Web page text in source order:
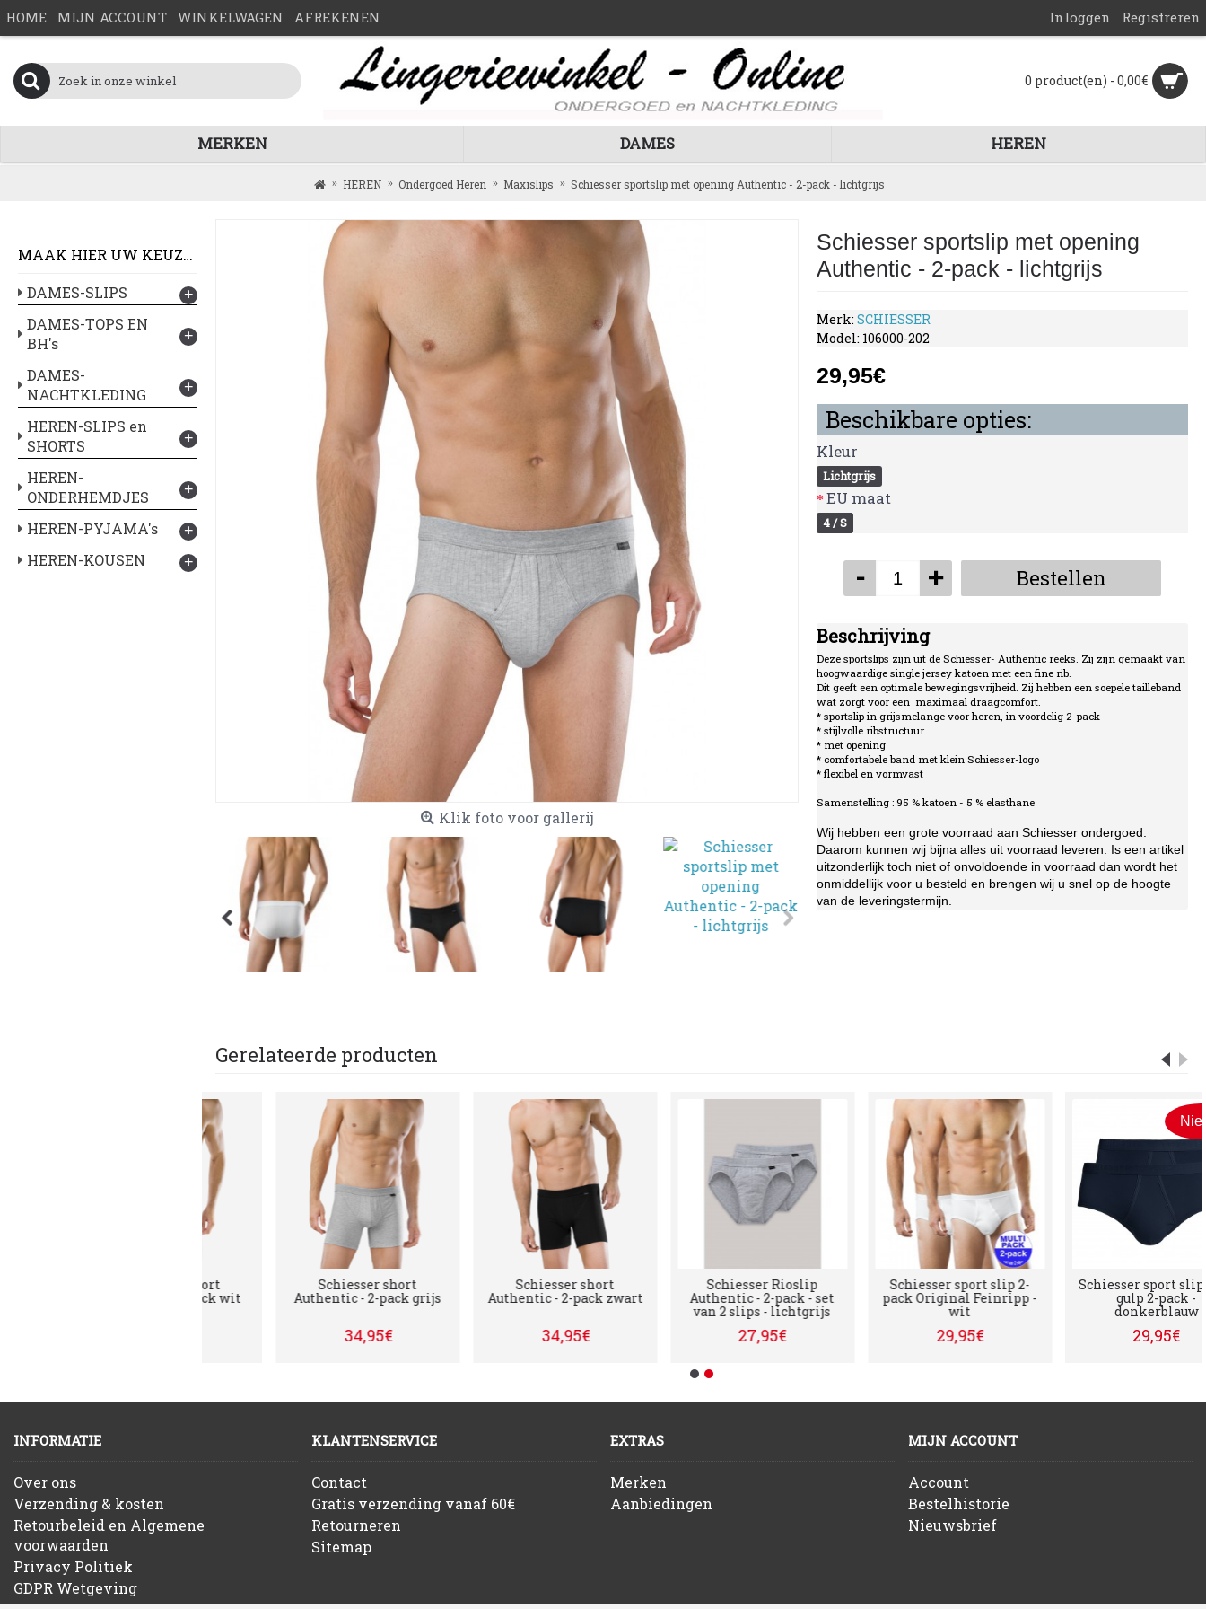
HOME MIJN ACCOUNT WINKELWAGEN AFREKENEN Inloggen Registreren
0 product(en) - 0,00€
MERKEN DAMES HEREN
HEREN Ondergoed Heren Maxislips Schiesser sportslip met opening Authentic - 2-pack - lichtgrijs
MAAK HIER UW KEUZE :
DAMES-SLIPS
+
DAMES-TOPS EN
BH's
+
DAMES-
NACHTKLEDING
+
HEREN-SLIPS en
SHORTS
+
HEREN-
ONDERHEMDJES
+
HEREN-PYJAMA's +
HEREN-KOUSEN +
Klik foto voor gallerij
Schiesser sportslip met opening
Authentic - 2-pack - lichtgrijs
Merk:SCHIESSER
Model: 106000-202
29,95€
Beschikbare opties:
Kleur
Lichtgrijs
EU maat
4 / S
- + Bestellen
Beschrijving
Deze sportslips zijn uit de Schiesser- Authentic reeks. Zij zijn gemaakt van
hoogwaardige single jersey katoen met een fine rib.
Dit geeft een optimale bewegingsvrijheid. Zij hebben een soepele tailleband
wat zorgt voor een maximaal draagcomfort.
* sportslip in grijsmelange voor heren, in voordelig 2-pack
* stijlvolle ribstructuur
* met opening
* comfortabele band met klein Schiesser-logo
* flexibel en vormvast
Samenstelling : 95 % katoen - 5 % elasthane
Wij hebben een grote voorraad aan Schiesser ondergoed.
Daarom kunnen wij bijna alles uit voorraad leveren. Is een artikel
uitzonderlijk toch niet of onvoldoende in voorraad dan wordt het
onmiddellijk voor u besteld en brengen wij u snel op de hoogte
van de leveringstermijn.
Gerelateerde producten
Authentic - 2-pack wit
Schiesser short
Authentic - 2-pack grijs
34,95€
Schiesser short
Authentic - 2-pack zwart
34,95€
Schiesser Rioslip
Authentic - 2-pack - set
van 2 slips - lichtgrijs
27,95€
Schiesser sport slip 2-
pack Original Feinripp -
29,95€
Nieuw
Schiesser sport slip met
gulp 2-pack -
donkerblauw
29,95€
INFORMATIE
Over ons
Verzending & kosten
Retourbeleid en Algemene
voorwaarden
Privacy Politiek
GDPR Wetgeving
KLANTENSERVICE
Contact
Gratis verzending vanaf 60€
Retourneren
Sitemap
EXTRAS
Merken
Aanbiedingen
MIJN ACCOUNT
Account
Bestelhistorie
Nieuwsbrief